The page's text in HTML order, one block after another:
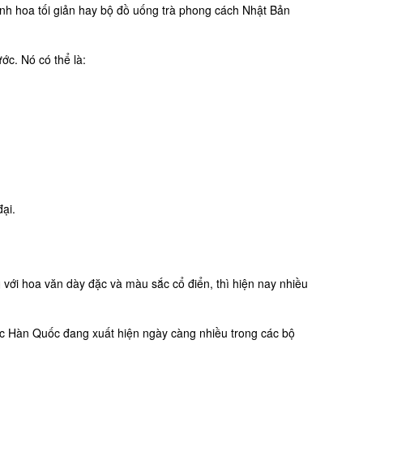
hoa tối giản hay bộ đồ uống trà phong cách Nhật Bản
Nó có thể là:
hoa văn dày đặc và màu sắc cổ điển, thì hiện nay nhiều
Quốc đang xuất hiện ngày càng nhiều trong các bộ